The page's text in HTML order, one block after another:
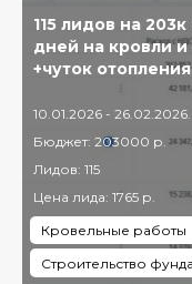
115 лидов на
дней на кровли
+чуток отопления
10.01.2026 -
Бюджет: 203000 р.
Лидов: 115
Цена лида: 1765 р.
Кровельные работы
Строительство